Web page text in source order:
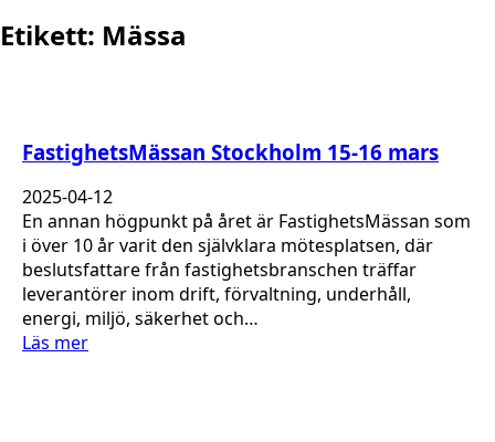
Etikett: Mässa
FastighetsMässan Stockholm 15-16 mars
2025-04-12
En annan högpunkt på året är FastighetsMässan som
i över 10 år varit den självklara mötesplatsen, där
beslutsfattare från fastighetsbranschen träffar
leverantörer inom drift, förvaltning, underhåll,
energi, miljö, säkerhet och…
Läs mer